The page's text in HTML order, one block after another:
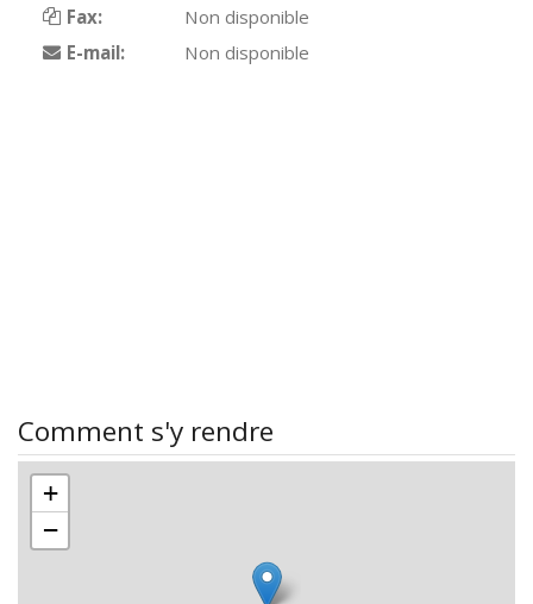
Fax:
Non disponible
E-mail:
Non disponible
Comment s'y rendre
+
−